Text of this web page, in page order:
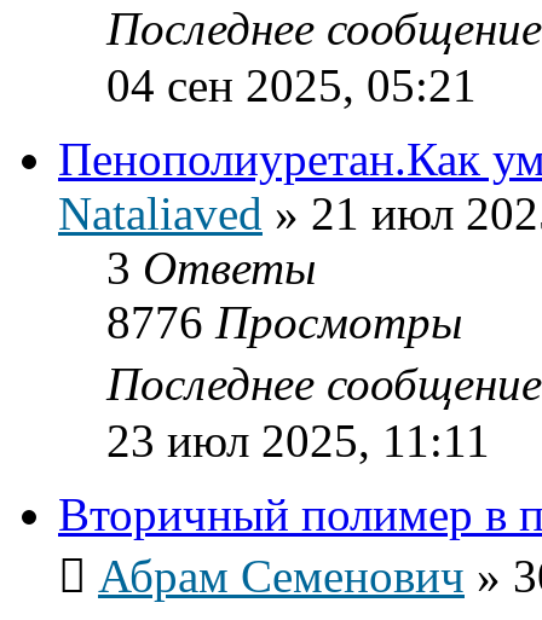
Последнее
04 сен 2025, 05:21
Пенополиуретан.Как
Nataliaved » 21 июл
3 Ответы
8776 Просмотры
Последнее
23 июл 2025, 11:11
Вторичный полимер в
Абрам Семенович »